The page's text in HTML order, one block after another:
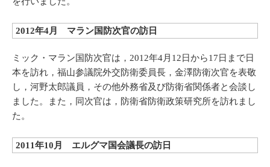
2012年4月 マラン国防次官の訪日
ミック・マラン国防次官は，2012年4月12日から17日まで日
本を訪れ，福山参議院外交防衛委員長，金澤防衛次官を表敬
し，河野太郎議員，その他外務省及び防衛省関係者と会談し
ました。また，同次官は，防衛省防衛政策研究所を訪れまし
た。
2011年10月 エルグマ国会議長の訪日